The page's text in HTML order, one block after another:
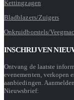
Kettingzagen
Bladblazers/Zuigers
Onkruidborstels/
INSCHRIJVEN
Ontvang de laatste
evenementen, verkopen
aanbiedingen.
Nieuwsbrief: